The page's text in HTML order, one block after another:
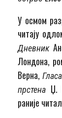
У осмом
читају
Дневник
Лондона,
Верна,
прстена Џ.
раније